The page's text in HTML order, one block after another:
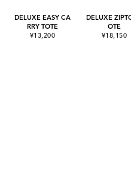
DELUXE EASY CA
RRY TOTE
¥13,200
DELUXE
OTE
¥18,150